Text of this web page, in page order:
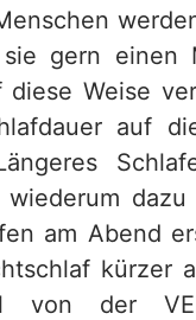
gern einen
diese Weise
auf
dazu
am Abend
kürzer
von der